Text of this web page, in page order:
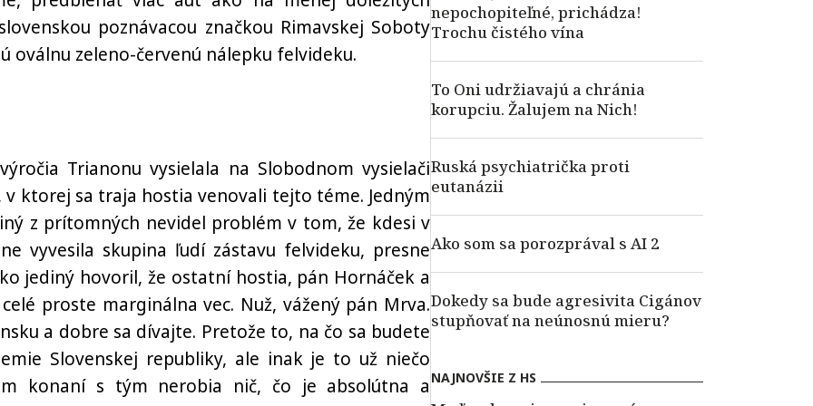
poznávacou značkou Rimavskej Soboty
oválnu zeleno-červenú nálepku felvideku.
Trianonu vysielala na Slobodnom vysielači
v ktorej sa traja hostia venovali tejto téme. Jedným
z prítomných nevidel problém v tom, že kdesi v
vyvesila skupina ľudí zástavu felvideku, presne
jediný hovoril, že ostatní hostia, pán Hornáček a
proste marginálna vec. Nuž, vážený pán Mrva.
a dobre sa dívajte. Pretože to, na čo sa budete
Slovenskej republiky, ale inak je to už niečo
konaní s tým nerobia nič, čo je absolútna a
nepochopiteľné, prichádza!
Trochu čistého vína
To Oni udržiavajú a chránia
korupciu. Žalujem na Nich!
Ruská psychiatrička proti
eutanázii
Ako som sa porozprával s AI 2
Dokedy sa bude agresivita Cigánov
stupňovať na neúnosnú mieru?
NAJNOVŠIE Z HS